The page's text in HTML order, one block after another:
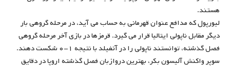
هستند.
لیورپول که مدافع عنوان قهرمانی به حساب می آید،‌ در مرحله گروهی بار
دیگر مقابل ناپولی ایتالیا قرار می گیرد. قرمزها در بازی آخر مرحله گروهی
فصل گذشته، توانستند ناپولی را در آنفیلد با نتیجه ۱-۰ شکست دهند.
سوپر واکنش آلیسون بکر، بهترین دروازبان فصل گذشته اروپا در دقایق